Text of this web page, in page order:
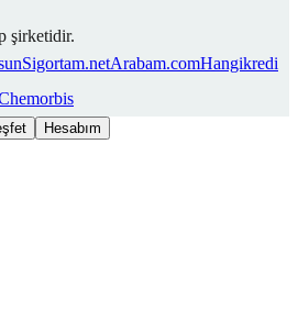
şirketidir.
Sigortam.netArabam.comHangikredi
Hesabım